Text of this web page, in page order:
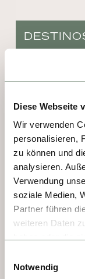
Diese Webseite
Wir verwenden
personalisieren,
zu können und
analysieren.
Verwendung
soziale Medien,
Partner führen
weiteren Daten
Notwendig
Viena es
imperios,
barrocos, la
museos de
Mozart y
a saborear
carruajes
historia y